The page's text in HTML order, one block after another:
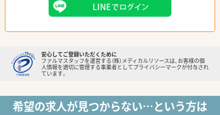
安心してご登録いただくために
ファルマスタッフを運営する（株）メディカルリソースは、お客様の個
人情報を適切に管理する事業者としてプライバシーマークが付与され
ています。
希望の求人が見つからない…という方は